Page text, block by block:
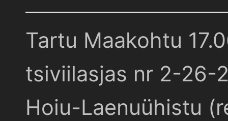
Tartu Maakohtu
tsiviilasjas nr 2-26-
Hoiu-Laenuühistu